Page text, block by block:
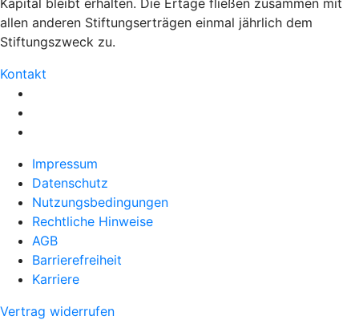
Kapital bleibt erhalten. Die Ertäge fließen zusammen mit
allen anderen Stiftungserträgen einmal jährlich dem
Stiftungszweck zu.
Kontakt
Impressum
Datenschutz
Nutzungsbedingungen
Rechtliche Hinweise
AGB
Barrierefreiheit
Karriere
Vertrag widerrufen